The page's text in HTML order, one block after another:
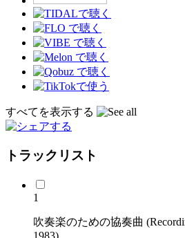
すべてを表示する
トラックリスト
1
吹奏楽のための協奏曲